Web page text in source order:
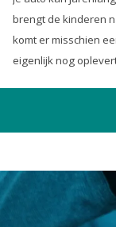
brengt de kinderen
komt er misschien
eigenlijk nog